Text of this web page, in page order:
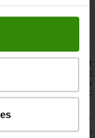
denken
Bekijk
Bij
het
6